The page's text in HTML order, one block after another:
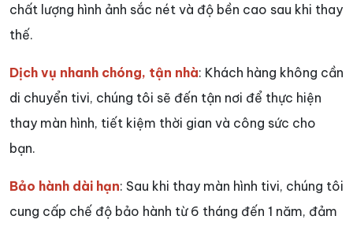
chất lượng hình ảnh sắc nét và độ bền cao sau khi thay
thế.
Dịch vụ nhanh chóng, tận nhà: Khách hàng không cần
di chuyển tivi, chúng tôi sẽ đến tận nơi để thực hiện
thay màn hình, tiết kiệm thời gian và công sức cho
bạn.
Bảo hành dài hạn: Sau khi thay màn hình tivi, chúng tôi
cung cấp chế độ bảo hành từ 6 tháng đến 1 năm, đảm